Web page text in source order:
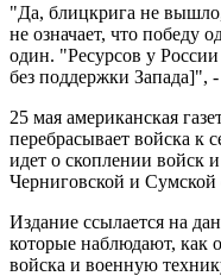
"Да, блицкрига не
не означает, что победу
один. "Ресурсов у
без поддержки Запада]", -
25 мая американская
перебрасывает войска к
идет о скоплении войск
Черниговской и Сумской
Издание ссылается на
которые наблюдают, как
войска и военную